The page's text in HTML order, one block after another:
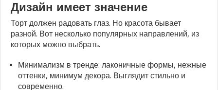
Дизайн имеет значение
Торт должен радовать глаз. Но красота бывает
разной. Вот несколько популярных направлений, из
которых можно выбрать.
Минимализм в тренде: лаконичные формы, нежные
оттенки, минимум декора. Выглядит стильно и
современно.